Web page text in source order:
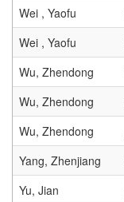
Wei , Yaofu
Wei , Yaofu
Wu, Zhendong
Wu, Zhendong
Wu, Zhendong
Yang, Zhenjiang
Yu, Jian